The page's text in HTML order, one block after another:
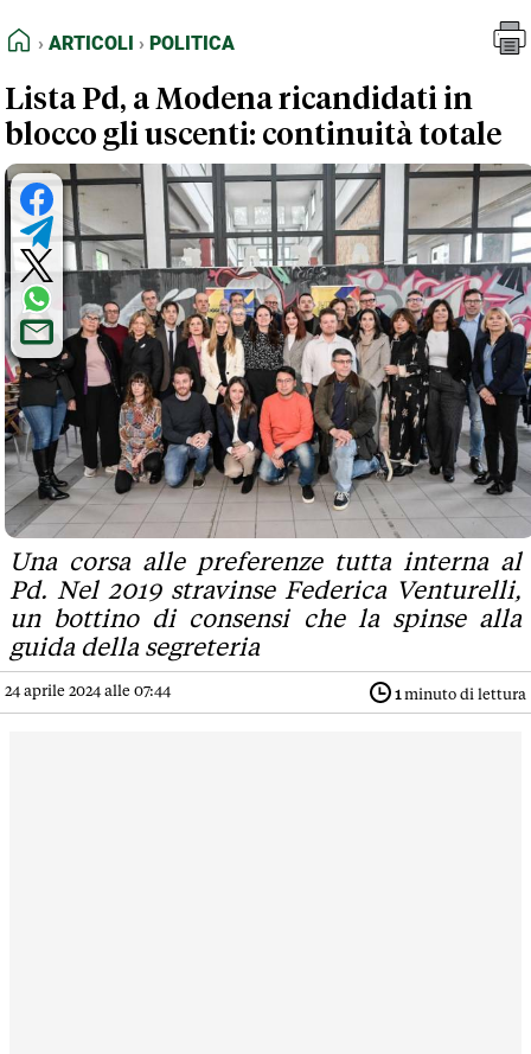
FEED RSS
NORMATIVE DEONTOLOGICHE
TERMINI e CONDIZIONI
HOME
ARTICOLI POLITICA
Lista Pd, a Modena ricandidati in
blocco gli uscenti: continuità totale
Una corsa alle preferenze tutta interna al
Pd. Nel 2019 stravinse Federica Venturelli,
un bottino di consensi che la spinse alla
guida della segreteria
24 aprile 2024 alle 07:44 1 minuto di lettura